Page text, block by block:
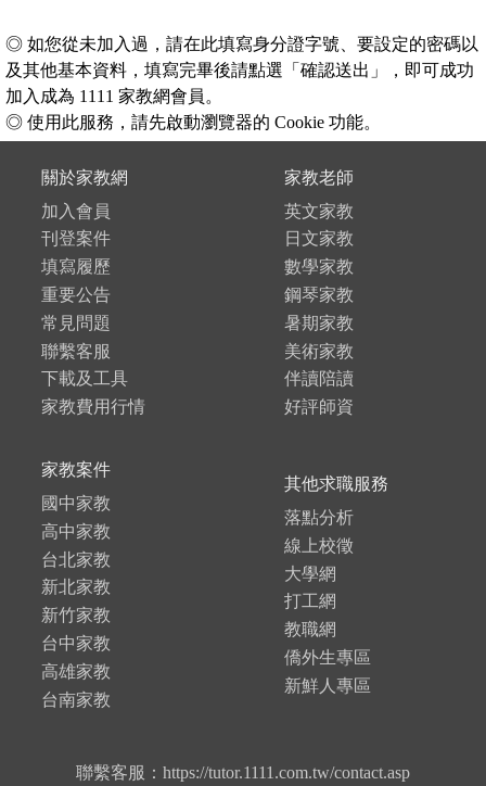
◎ 如您從未加入過，請在此填寫身分證字號、要設定的密碼以
及其他基本資料，填寫完畢後請點選「確認送出」，即可成功
加入成為 1111 家教網會員。
◎ 使用此服務，請先啟動瀏覽器的 Cookie 功能。
關於家教網
加入會員
刊登案件
填寫履歷
重要公告
常見問題
聯繫客服
下載及工具
家教費用行情
家教老師
英文家教
日文家教
數學家教
鋼琴家教
暑期家教
美術家教
伴讀陪讀
好評師資
家教案件
國中家教
高中家教
台北家教
新北家教
新竹家教
台中家教
高雄家教
台南家教
其他求職服務
落點分析
線上校徵
大學網
打工網
教職網
僑外生專區
新鮮人專區
聯繫客服：https://tutor.1111.com.tw/contact.asp